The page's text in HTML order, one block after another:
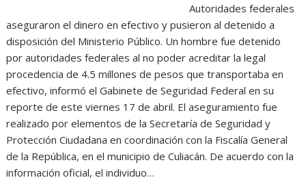
Autoridades federales
aseguraron el dinero en efectivo y pusieron al detenido a
disposición del Ministerio Público. Un hombre fue detenido
por autoridades federales al no poder acreditar la legal
procedencia de 4.5 millones de pesos que transportaba en
efectivo, informó el Gabinete de Seguridad Federal en su
reporte de este viernes 17 de abril. El aseguramiento fue
realizado por elementos de la Secretaría de Seguridad y
Protección Ciudadana en coordinación con la Fiscalía General
de la República, en el municipio de Culiacán. De acuerdo con la
información oficial, el individuo…